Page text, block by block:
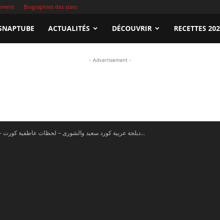
Biographies des stars
ACTUALITÉS DÉCOUVRIR RECETTES
- Advertisement -
En vidéo – دبلجة عربية كورد سعيد والشورى – لحظات عاطفية كورت...